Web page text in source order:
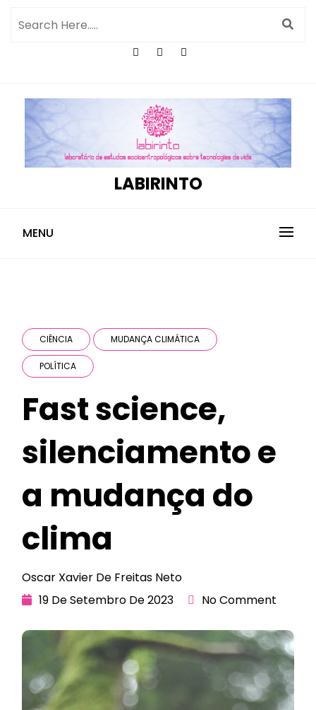
LABIRINTO
MENU
CIÊNCIA MUDANÇA CLIMÁTICA
POLÍTICA
Fast science,
silenciamento e
a mudança do
clima
Oscar Xavier De Freitas Neto
19 De Setembro De 2023
No Comment